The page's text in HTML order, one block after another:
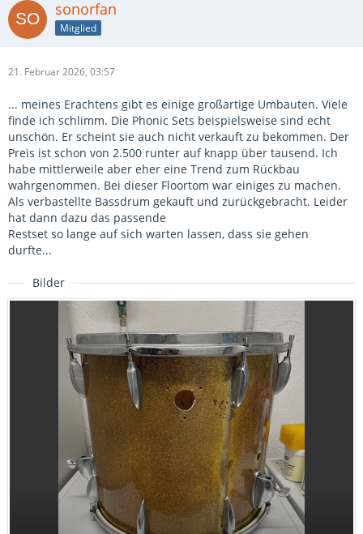
sonorfan
Mitglied
21. Februar 2026, 03:57
... meines Erachtens gibt es einige großartige Umbauten. Viele
finde ich schlimm. Die Phonic Sets beispielsweise sind echt
unschön. Er scheint sie auch nicht verkauft zu bekommen. Der
Preis ist schon von 2.500 runter auf knapp über tausend. Ich
habe mittlerweile aber eher eine Trend zum Rückbau
wahrgenommen. Bei dieser Floortom war einiges zu machen.
Als verbastellte Bassdrum gekauft und zurückgebracht. Leider
hat dann dazu das passende
Restset so lange auf sich warten lassen, dass sie gehen
durfte...
Bilder